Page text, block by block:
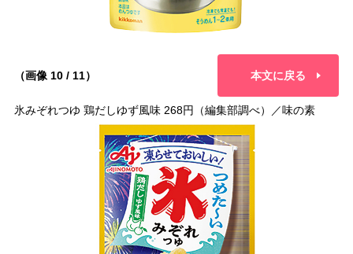
（画像 10 / 11） 本文に戻る
氷みぞれつゆ 鶏だしゆず風味 268円（編集部調べ）／味の素